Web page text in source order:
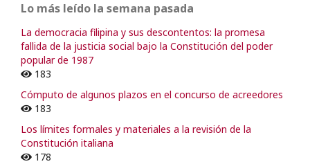
Lo más leído la semana pasada
La democracia filipina y sus descontentos: la promesa
fallida de la justicia social bajo la Constitución del poder
popular de 1987
183
Cómputo de algunos plazos en el concurso de acreedores
183
Los límites formales y materiales a la revisión de la
Constitución italiana
178